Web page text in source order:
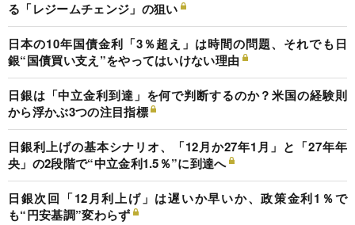
る「レジームチェンジ」の狙い
日本の10年国債金利「3％超え」は時間の問題、それでも日
銀“国債買い支え”をやってはいけない理由
日銀は「中立金利到達」を何で判断するのか？米国の経験則
から浮かぶ3つの注目指標
日銀利上げの基本シナリオ、「12月か27年1月」と「27年年
央」の2段階で“中立金利1.5％”に到達へ
日銀次回「12月利上げ」は遅いか早いか、政策金利1％で
も“円安基調”変わらず